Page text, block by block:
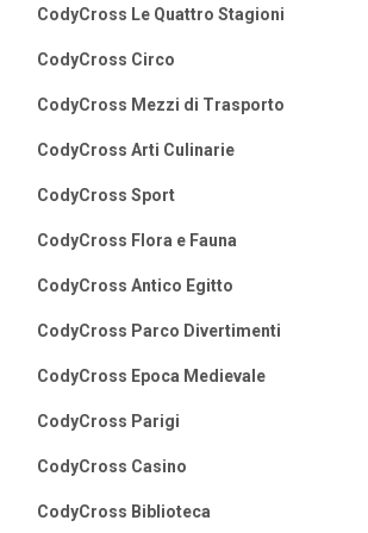
CodyCross Le Quattro Stagioni
CodyCross Circo
CodyCross Mezzi di Trasporto
CodyCross Arti Culinarie
CodyCross Sport
CodyCross Flora e Fauna
CodyCross Antico Egitto
CodyCross Parco Divertimenti
CodyCross Epoca Medievale
CodyCross Parigi
CodyCross Casino
CodyCross Biblioteca